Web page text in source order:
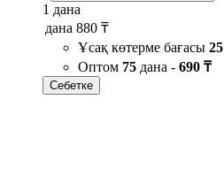
1 дана
дана 880 ₸
Ұсақ көтерме бағасы 25
Оптом 75 дана - 690 ₸
Себетке